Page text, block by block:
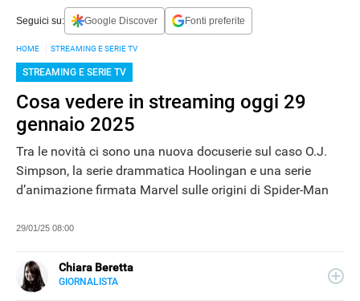
Seguici su: Google Discover Fonti preferite
HOME STREAMING E SERIE TV
STREAMING E SERIE TV
Cosa vedere in streaming oggi 29
gennaio 2025
Tra le novità ci sono una nuova docuserie sul caso O.J.
Simpson, la serie drammatica Hoolingan e una serie
d’animazione firmata Marvel sulle origini di Spider-Man
29/01/25 08:00
Chiara Beretta
GIORNALISTA